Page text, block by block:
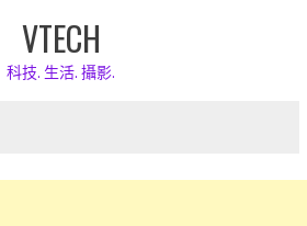
VTECH
科技. 生活. 攝影.